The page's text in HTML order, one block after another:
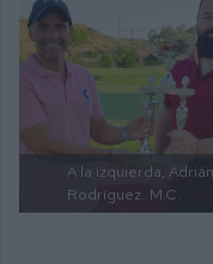
A la izquierda,
Rodríguez. M.C.